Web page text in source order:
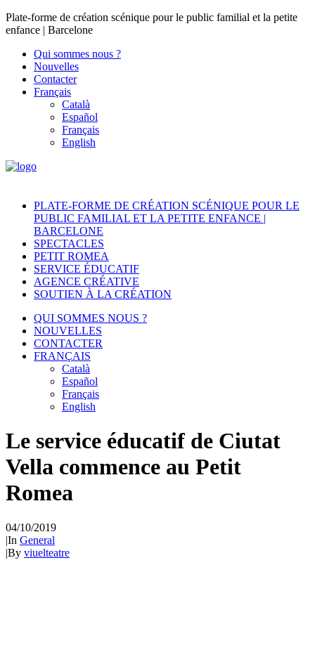
Plate-forme de création scénique pour le public familial et la petite
enfance | Barcelone
Qui sommes nous ?
Nouvelles
Contacter
Français
Català
Español
Français
English
PLATE-FORME DE CRÉATION SCÉNIQUE POUR LE
PUBLIC FAMILIAL ET LA PETITE ENFANCE |
BARCELONE
SPECTACLES
PETIT ROMEA
SERVICE ÉDUCATIF
AGENCE CRÉATIVE
SOUTIEN À LA CRÉATION
QUI SOMMES NOUS ?
NOUVELLES
CONTACTER
FRANÇAIS
Català
Español
Français
English
Le service éducatif de Ciutat
Vella commence au Petit
Romea
04/10/2019
|In General
|By viuelteatre